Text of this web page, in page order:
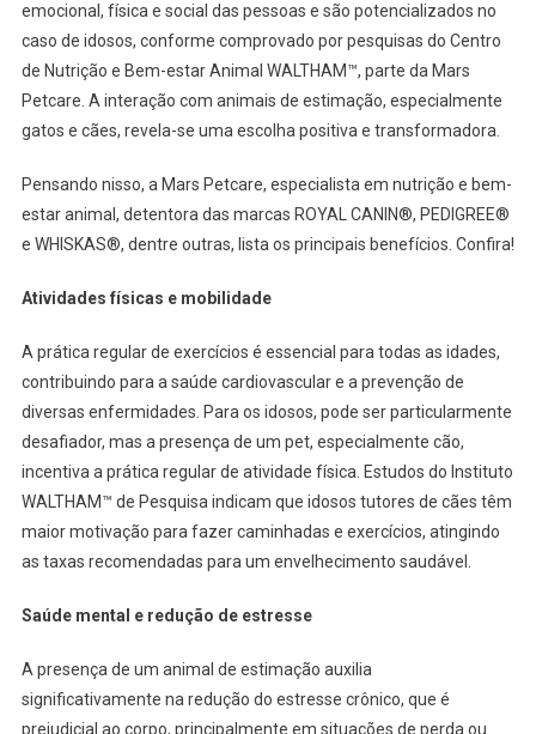
emocional, física e social das pessoas e são potencializados no
caso de idosos, conforme comprovado por pesquisas do Centro
de Nutrição e Bem-estar Animal WALTHAM™, parte da Mars
Petcare. A interação com animais de estimação, especialmente
gatos e cães, revela-se uma escolha positiva e transformadora.
Pensando nisso, a Mars Petcare, especialista em nutrição e bem-
estar animal, detentora das marcas ROYAL CANIN®, PEDIGREE®
e WHISKAS®, dentre outras, lista os principais benefícios. Confira!
Atividades físicas e mobilidade
A prática regular de exercícios é essencial para todas as idades,
contribuindo para a saúde cardiovascular e a prevenção de
diversas enfermidades. Para os idosos, pode ser particularmente
desafiador, mas a presença de um pet, especialmente cão,
incentiva a prática regular de atividade física. Estudos do Instituto
WALTHAM™ de Pesquisa indicam que idosos tutores de cães têm
maior motivação para fazer caminhadas e exercícios, atingindo
as taxas recomendadas para um envelhecimento saudável.
Saúde mental e redução de estresse
A presença de um animal de estimação auxilia
significativamente na redução do estresse crônico, que é
prejudicial ao corpo, principalmente em situações de perda ou